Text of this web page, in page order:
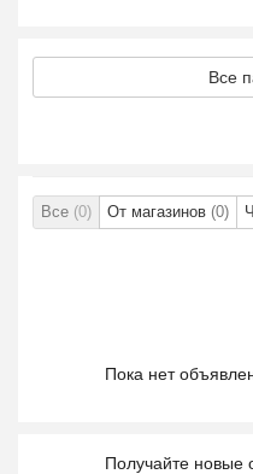
Все
Все (0) От магазинов (0)
Пока нет
Получайте новые